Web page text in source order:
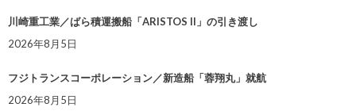
川崎重工業／ばら積運搬船「ARISTOS II」の引き渡し
2026年8月5日
フジトランスコーポレーション／新造船「蓉翔丸」就航
2026年8月5日